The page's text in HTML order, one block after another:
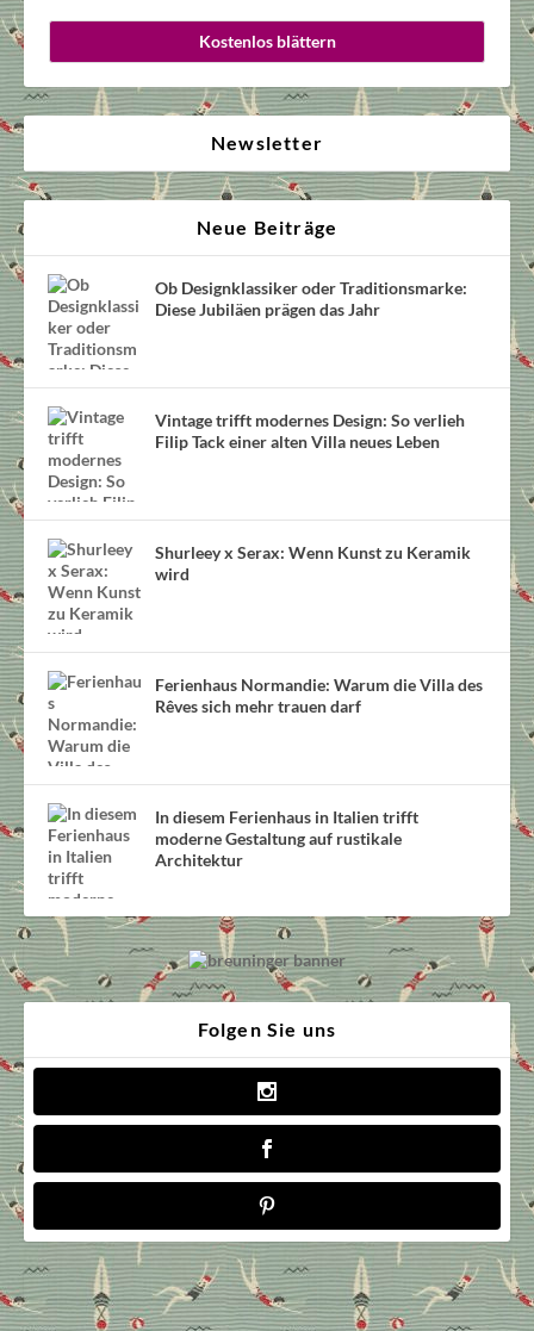
Kostenlos blättern
Newsletter
Neue Beiträge
Ob Designklassiker oder Traditionsmarke:
Diese Jubiläen prägen das Jahr
Vintage trifft modernes Design: So verlieh
Filip Tack einer alten Villa neues Leben
Shurleey x Serax: Wenn Kunst zu Keramik
wird
Ferienhaus Normandie: Warum die Villa des
Rêves sich mehr trauen darf
In diesem Ferienhaus in Italien trifft
moderne Gestaltung auf rustikale
Architektur
Folgen Sie uns